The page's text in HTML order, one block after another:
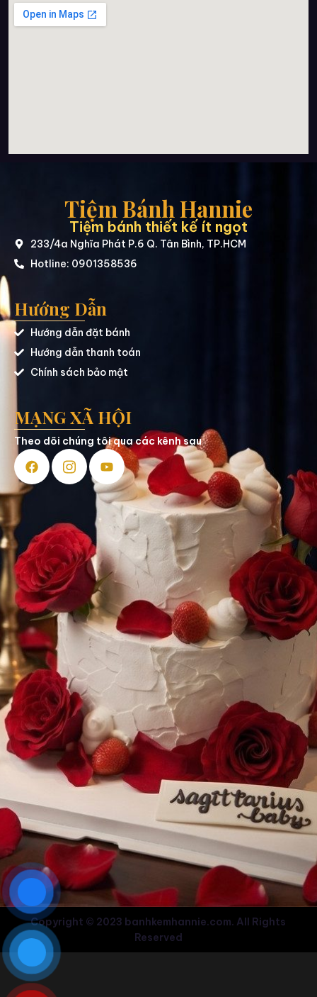
Tiệm Bánh Hannie
Tiệm bánh thiết kế ít ngọt
233/4a Nghĩa Phát P.6 Q. Tân Bình, TP.HCM
Hotline: 0901358536
Hướng Dẫn
Hướng dẫn đặt bánh
Hướng dẫn thanh toán
Chính sách bảo mật
MẠNG XÃ HỘI
Theo dõi chúng tôi qua các kênh sau
Copyright © 2023 banhkemhannie.com. All Rights
Reserved